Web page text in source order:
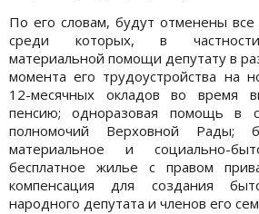
По его словам, будут отменены все
среди которых, в
материальной помощи депутату в
момента его трудоустройства на
12-месячных окладов во время
пенсию; одноразовая помощь в
полномочий Верховной Рады;
материальное и социально-
бесплатное жилье с правом
компенсация для создания
народного депутата и членов его